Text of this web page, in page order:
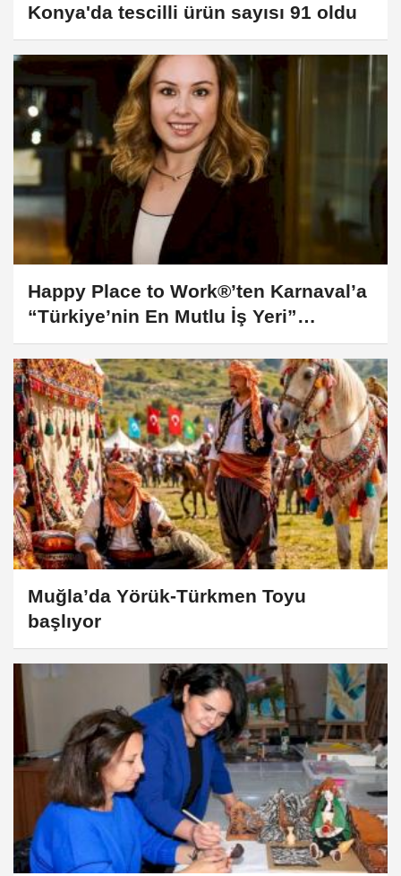
Konya'da tescilli ürün sayısı 91 oldu
Happy Place to Work®’ten Karnaval’a
“Türkiye’nin En Mutlu İş Yeri”
sertifikası
Muğla’da Yörük-Türkmen Toyu
başlıyor